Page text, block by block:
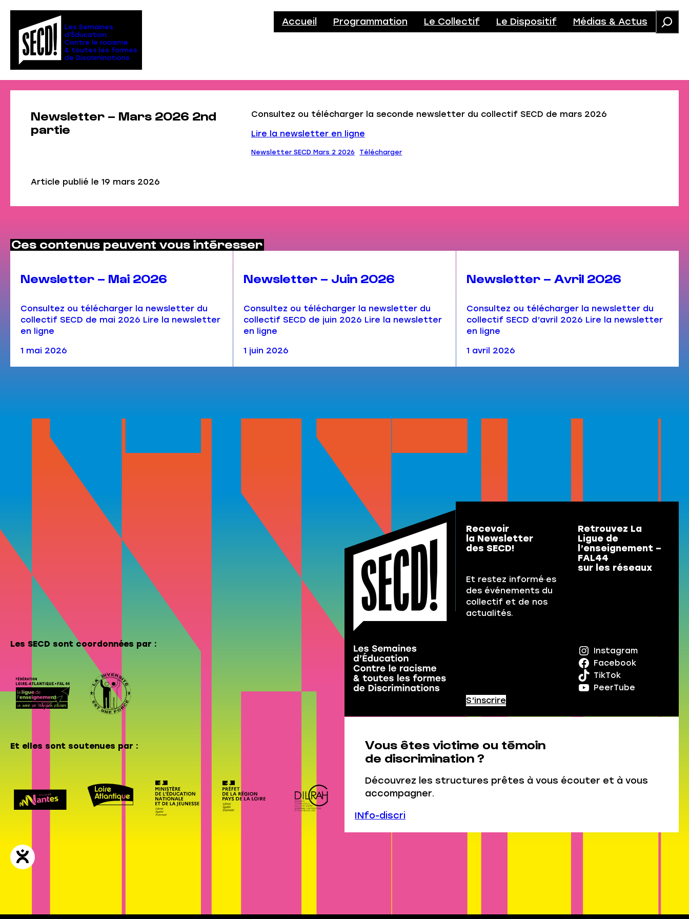
contenu
Les Semaines
d’Éducation
Contre le racisme
& toutes les formes
de Discriminations
Accueil Programmation Le Collectif Le Dispositif Médias & Actus
Newsletter – Mars 2026 2nd
partie
Article publié le 19 mars 2026
Consultez ou télécharger la seconde newsletter du collectif SECD de mars 2026
Lire la newsletter en ligne
Newsletter SECD Mars 2 2026 Télécharger
Ces contenus peuvent vous intéresser
Newsletter – Mai 2026
Consultez ou télécharger la newsletter du
collectif SECD de mai 2026 Lire la newsletter
en ligne
1 mai 2026
Newsletter – Juin 2026
Consultez ou télécharger la newsletter du
collectif SECD de juin 2026 Lire la newsletter
en ligne
1 juin 2026
Newsletter – Avril 2026
Consultez ou télécharger la newsletter du
collectif SECD d’avril 2026 Lire la newsletter
en ligne
1 avril 2026
Les SECD sont coordonnées par :
Et elles sont soutenues par :
Recevoir
la Newsletter
des SECD!
Et restez informé·es
des événements du
collectif et de nos
actualités.
S’inscrire
Retrouvez La
Ligue de
l’enseignement –
FAL44
sur les réseaux
Instagram
Facebook
TikTok
PeerTube
Vous êtes victime ou témoin
de discrimination ?
Découvrez les structures prêtes à vous écouter et à vous
accompagner.
INfo-discri